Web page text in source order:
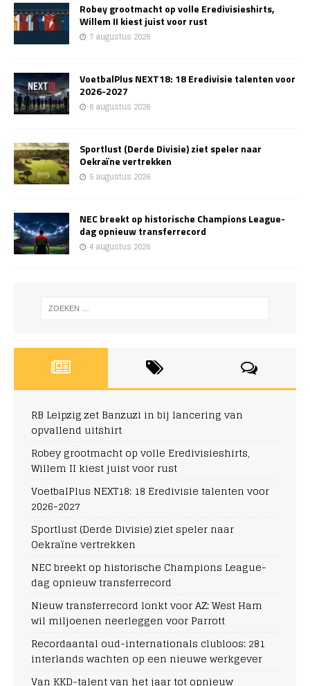
Robey grootmacht op volle Eredivisieshirts,
Willem II kiest juist voor rust
7 augustus 2026
VoetbalPlus NEXT18: 18 Eredivisie talenten voor
2026-2027
6 augustus 2026
Sportlust (Derde Divisie) ziet speler naar
Oekraïne vertrekken
5 augustus 2026
NEC breekt op historische Champions League-
dag opnieuw transferrecord
4 augustus 2026
RB Leipzig zet Banzuzi in bij lancering van
opvallend uitshirt
Robey grootmacht op volle Eredivisieshirts,
Willem II kiest juist voor rust
VoetbalPlus NEXT18: 18 Eredivisie talenten voor
2026-2027
Sportlust (Derde Divisie) ziet speler naar
Oekraïne vertrekken
NEC breekt op historische Champions League-
dag opnieuw transferrecord
Nieuw transferrecord lonkt voor AZ: West Ham
wil miljoenen neerleggen voor Parrott
Recordaantal oud-internationals clubloos: 281
interlands wachten op een nieuwe werkgever
Van KKD-talent van het jaar tot opnieuw